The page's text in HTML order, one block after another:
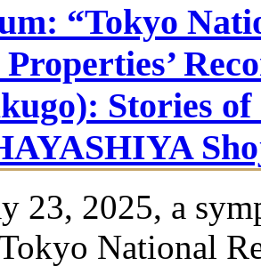
“Tokyo
Stories
23, 2025, a
National